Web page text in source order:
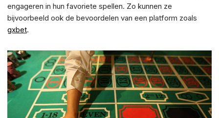
engageren in hun favoriete spellen. Zo kunnen ze
bijvoorbeeld ook de bevoordelen van een platform zoals
gxbet.